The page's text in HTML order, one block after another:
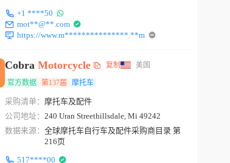
+1 ****50
mot**@**.com
https://www.m***************.**m
CobraMotorcycle 复制 美国
官方数据 第137届 摩托车
采购清单： 摩托车及配件
公司地址：240 Uran Streethillsdale, Mi 49242
数据来源：全球摩托车自行车及配件采购商目录 第
216页
517****00